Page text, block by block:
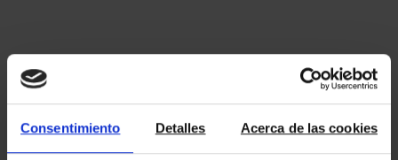
Consentimiento Detalles Acerca de las cookies